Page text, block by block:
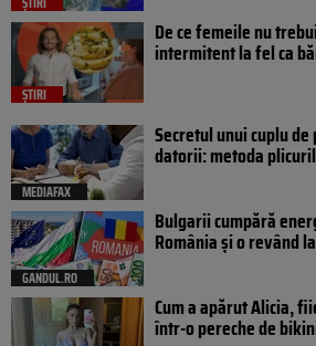
ȘTIRI
De ce femeile nu
intermitent la fel ca
MEDIAFAX
Secretul unui cuplu
datorii: metoda
GANDUL.RO
Bulgarii cumpără
România și o revând
Cum a apărut Alicia,
într-o pereche de